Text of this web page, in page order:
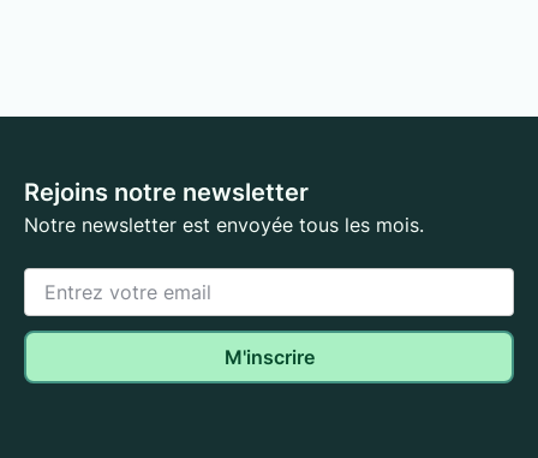
Rejoins notre newsletter
Notre newsletter est envoyée tous les mois.